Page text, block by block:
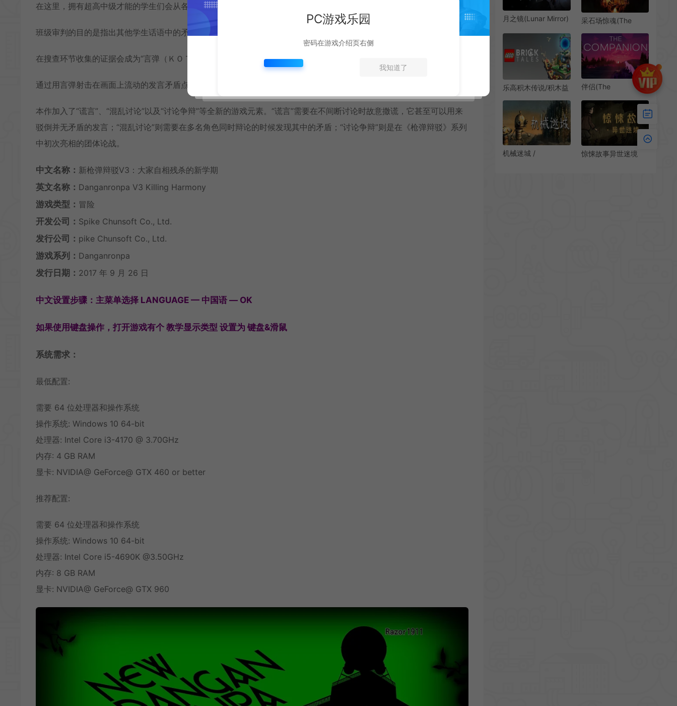
在这里，拥有超高中级才能的学生们会从各种角度对案件进行讨论。
班级审判的目的是指出其他学生话语中的矛盾，并最后找出真凶。
在搜查环节收集的证据会成为“言弹（ＫＯＴＯＤＡＭＡ）”，用以反驳参加者的矛盾发言。
通过用言弹射击在画面上流动的发言矛盾点，可以将讨论推往下一阶段。
本作加入了“谎言”、“混乱讨论”以及“讨论争辩”等全新的游戏元素。“谎言”需要在不间断讨论时故意撒谎，它甚至可以用来
驳倒并无矛盾的发言；“混乱讨论”则需要在多名角色同时辩论的时候发现其中的矛盾；“讨论争辩”则是在《枪弹辩驳》系列
中初次亮相的团体论战。
中文名称： 新枪弹辩驳V3：大家自相残杀的新学期
英文名称： Danganronpa V3 Killing Harmony
游戏类型： 冒险
开发公司： Spike Chunsoft Co., Ltd.
发行公司： pike Chunsoft Co., Ltd.
游戏系列： Danganronpa
发行日期： 2017 年 9 月 26 日
中文设置步骤：主菜单选择 LANGUAGE — 中国语 — OK
如果使用键盘操作，打开游戏有个 教学显示类型 设置为 键盘&滑鼠
系统需求：
最低配置:
需要 64 位处理器和操作系统
操作系统: Windows 10 64-bit
处理器: Intel Core i3-4170 @ 3.70GHz
内存: 4 GB RAM
显卡: NVIDIA@ GeForce@ GTX 460 or better
推荐配置:
需要 64 位处理器和操作系统
操作系统: Windows 10 64-bit
处理器: Intel Core i5-4690K @3.50GHz
内存: 8 GB RAM
显卡: NVIDIA@ GeForce@ GTX 960
月之镜(Lunar Mirror)
悚恐怖解谜游戏
采石场惊魂(The
中|PC|AVG|沉浸式电
影恐怖冒险解密游戏
乐高积木传说/积木益
Bricktales 下载
伴侣(The
中|PC|AVG|剧情向步
行模拟解谜游戏
机械迷城 /
惊悚故事异世迷境
PC游戏乐园
密码在游戏介绍页右侧
我知道了